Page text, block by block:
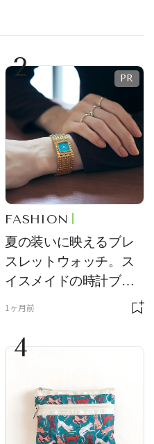
2
FASHION
夏の装いに映えるブレ
スレットウォッチ。ス
イスメイドの時計ブラ
ンド【フレデリック・
をレビュー。【それい
け！ 良品ハンター】
1ヶ月前
4